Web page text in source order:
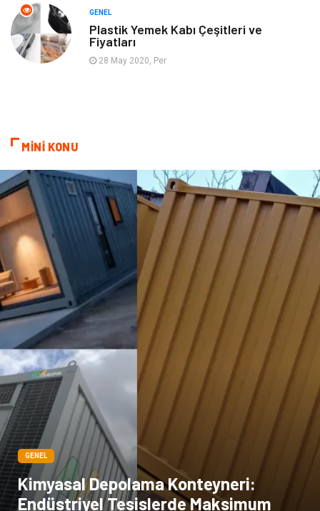
Hizmet
Aksesuar
GENEL
Plastik Yemek Kabı Çeşitleri ve
Fiyatları
28 May 2020, Per
MİNİ KONU
GENEL
Kimyasal Depolama Konteyneri:
Endüstriyel Tesislerde Maksimum